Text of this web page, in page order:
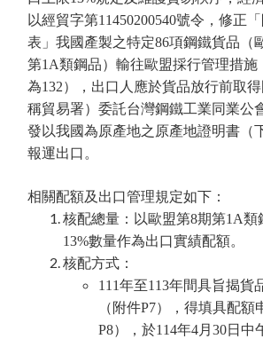
以經貿字第11450200540號令，修正
表」我國產製之特定86項鋼鐵貨品（
第1A類鋼品）輸往歐盟採行管理措施
為132），出口人應於貨品放行前取
稱貿易署）委託台灣鋼鐵工業同業公
發以我國為原產地之原產地證明書（
報運出口。
相關配額及出口管理規定如下：
核配總量：以歐盟第8期第1A類
13%數量作為出口實績配額。
核配方式：
111年至113年間具旨揭貨
（附件P7），得填具配額
P8），於114年4月30日中